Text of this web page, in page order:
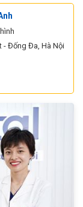
- Đống Đa, Hà Nội